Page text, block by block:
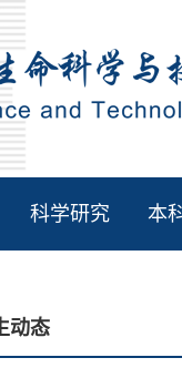
科学研究 本
动态